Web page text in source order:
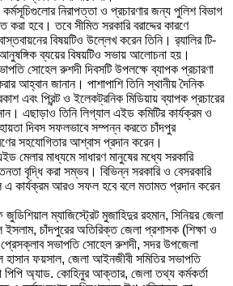
নিরাপত্তা ও প্রচারণার জন্য পুলিশ বিভাগ
হবে। তবে সীমিত সরকারি বরাদ্দের কারণে
বিষয়টিও উল্লেখ করেন তিনি। র‌্যালির টি-
ব্যয়ের বিষয়টিও সভায় আলোচনা হয়।
সোহেল রুশদী দিবসটি উপলক্ষে ব্যাপক প্রচারণা
আহ্বান জানান। পাশাপাশি তিনি স্থানীয় দৈনিক
এবং প্রিন্ট ও ইলেকট্রনিক মিডিয়ায় ব্যাপক প্রচারের
এছাড়াও তিনি লিগ্যাল এইড কমিটির কার্যক্রম ও
দিবস সফলভাবে সম্পন্ন করতে চাঁদপুর
সহযোগিতার আশ্বাস প্রদান করেন।
মেলার মাধ্যমে সাধারণ মানুষের মধ্যে সরকারি
বৃদ্ধি করা সম্ভব। বিভিন্ন সরকারি ও বেসরকারি
এ কার্যক্রম আরও সফল হবে বলে মতামত প্রদান করেন
ম্যাজিস্ট্রেট মুজাহিদুর রহমান, সিনিয়র জেলা
চাঁদপুরের অতিরিক্ত জেলা প্রশাসক (শিক্ষা ও
প্রেসক্লাব সভাপতি সোহেল রুশদী, সদর উপজেলা
হাসান ফয়সাল, জেলা আইনজীবী সমিতির সভাপতি
পিপি অ্যাড. কোহিনুর আক্তার, জেলা তথ্য কর্মকর্তা